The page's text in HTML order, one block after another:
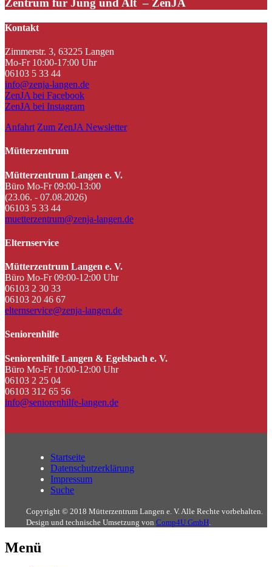
Kontakt
Zimmerstr. 3, 63225 Langen
Mo-Fr 10:00-17:00 Uhr
06103 5 33 44
info@zenja-langen.de
ZenJA bei Facebook
ZenJA bei Instagram
Anfahrt Zum ZenJA Newsletter
Mütterzentrum
Mütterzentrum Langen e. V.
Büro Mo-Fr 09:00-13:00
(23.06. - 07.08.2026)
06103 5 33 44
muetterzentrum@zenja-langen.de
Elternservice
Mütterzentrum Langen e. V.
Büro Mo-Fr 09:00-12:00 Uhr
06103 2 30 33
06103 20 46 67
elternservice@zenja-langen.de
Seniorenhilfe
Seniorenhilfe Langen & Egelsbach e. V.
Büro Mo-Fr 10:00-12:00 Uhr
06103 2 25 04
06103 312 65 56
info@seniorenhilfe-langen.de
Startseite
Datenschutzerklärung
Impressum
Suche
Copyright © 2018 Mütterzentrum Langen e. V. Alle Rechte vorbehalten.
Design und technische Umsetzung von Comp4U GmbH
Menü